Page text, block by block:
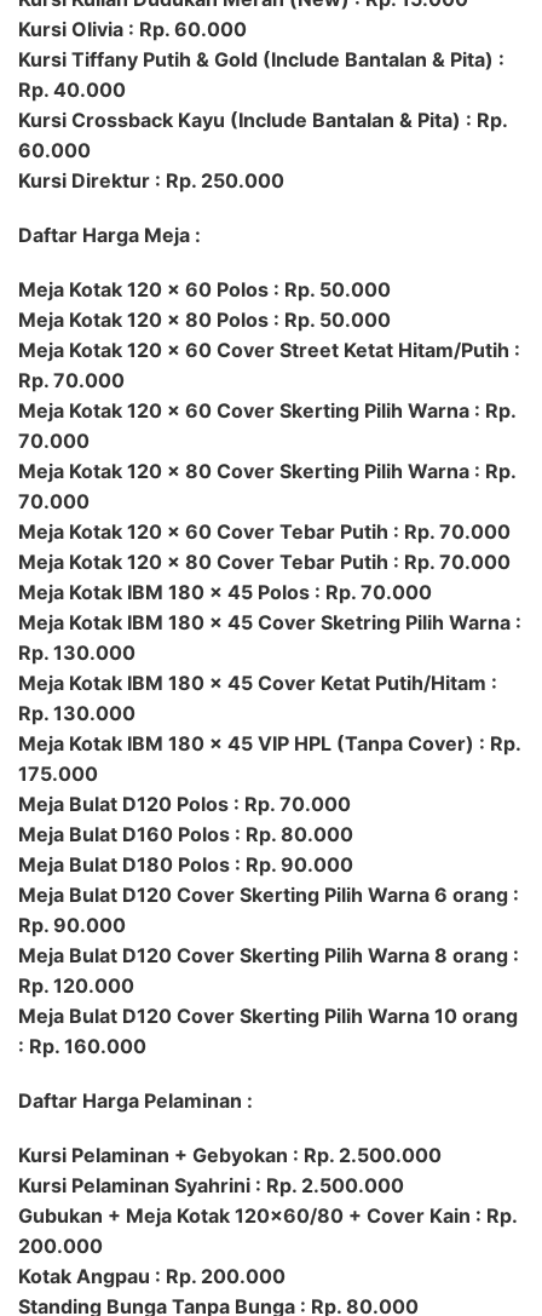
Kursi Olivia : Rp. 60.000
Kursi Tiffany Putih & Gold (Include Bantalan & Pita) :
Rp. 40.000
Kursi Crossback Kayu (Include Bantalan & Pita) : Rp.
60.000
Kursi Direktur : Rp. 250.000
Daftar Harga Meja :
Meja Kotak 120 x 60 Polos : Rp. 50.000
Meja Kotak 120 x 80 Polos : Rp. 50.000
Meja Kotak 120 x 60 Cover Street Ketat Hitam/Putih :
Rp. 70.000
Meja Kotak 120 x 60 Cover Skerting Pilih Warna : Rp.
70.000
Meja Kotak 120 x 80 Cover Skerting Pilih Warna : Rp.
70.000
Meja Kotak 120 x 60 Cover Tebar Putih : Rp. 70.000
Meja Kotak 120 x 80 Cover Tebar Putih : Rp. 70.000
Meja Kotak IBM 180 x 45 Polos : Rp. 70.000
Meja Kotak IBM 180 x 45 Cover Sketring Pilih Warna :
Rp. 130.000
Meja Kotak IBM 180 x 45 Cover Ketat Putih/Hitam :
Rp. 130.000
Meja Kotak IBM 180 x 45 VIP HPL (Tanpa Cover) : Rp.
175.000
Meja Bulat D120 Polos : Rp. 70.000
Meja Bulat D160 Polos : Rp. 80.000
Meja Bulat D180 Polos : Rp. 90.000
Meja Bulat D120 Cover Skerting Pilih Warna 6 orang :
Rp. 90.000
Meja Bulat D120 Cover Skerting Pilih Warna 8 orang :
Rp. 120.000
Meja Bulat D120 Cover Skerting Pilih Warna 10 orang
: Rp. 160.000
Daftar Harga Pelaminan :
Kursi Pelaminan + Gebyokan : Rp. 2.500.000
Kursi Pelaminan Syahrini : Rp. 2.500.000
Gubukan + Meja Kotak 120×60/80 + Cover Kain : Rp.
200.000
Kotak Angpau : Rp. 200.000
Standing Bunga Tanpa Bunga : Rp. 80.000